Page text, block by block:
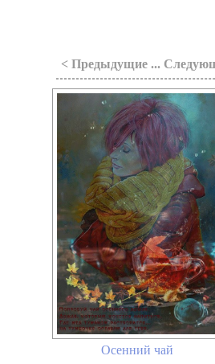
< Предыдущие ...
Осенний чай